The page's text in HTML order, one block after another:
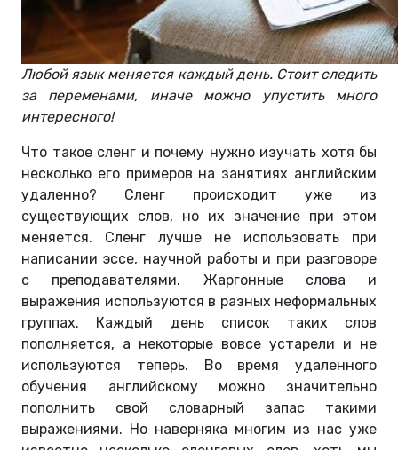
Любой язык меняется каждый день. Стоит следить
за переменами, иначе можно упустить много
интересного!
Что такое сленг и почему нужно изучать хотя бы
несколько его примеров на занятиях английским
удаленно? Сленг происходит уже из
существующих слов, но их значение при этом
меняется. Сленг лучше не использовать при
написании эссе, научной работы и при разговоре
с преподавателями. Жаргонные слова и
выражения используются в разных неформальных
группах. Каждый день список таких слов
пополняется, а некоторые вовсе устарели и не
используются теперь. Во время удаленного
обучения английскому можно значительно
пополнить свой словарный запас такими
выражениями. Но наверняка многим из нас уже